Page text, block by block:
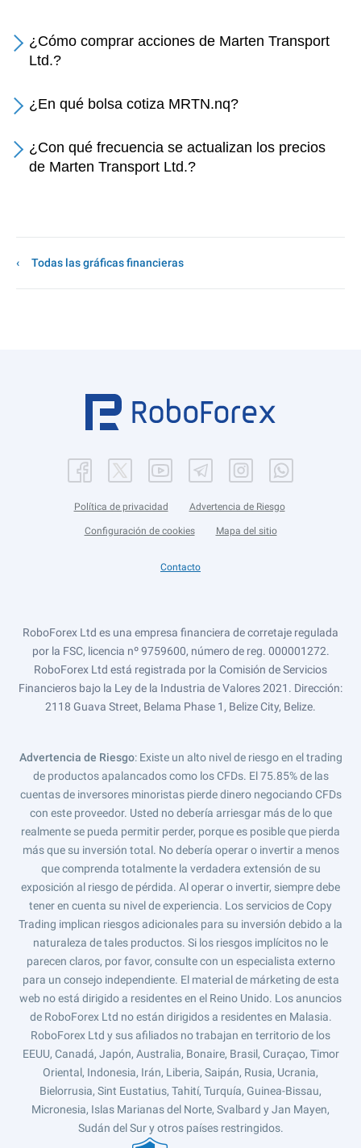
¿Cómo comprar acciones de Marten Transport
Ltd.?
¿En qué bolsa cotiza MRTN.nq?
¿Con qué frecuencia se actualizan los precios
de Marten Transport Ltd.?
Todas las gráficas financieras
Política de privacidad Advertencia de Riesgo
Configuración de cookies Mapa del sitio
Contacto
RoboForex Ltd es una empresa financiera de corretaje regulada
por la FSC, licencia nº 9759600, número de reg. 000001272.
RoboForex Ltd está registrada por la Comisión de Servicios
Financieros bajo la Ley de la Industria de Valores 2021. Dirección:
2118 Guava Street, Belama Phase 1, Belize City, Belize.
Advertencia de Riesgo: Existe un alto nivel de riesgo en el trading
de productos apalancados como los CFDs. El 75.85% de las
cuentas de inversores minoristas pierde dinero negociando CFDs
con este proveedor. Usted no debería arriesgar más de lo que
realmente se pueda permitir perder, porque es posible que pierda
más que su inversión total. No debería operar o invertir a menos
que comprenda totalmente la verdadera extensión de su
exposición al riesgo de pérdida. Al operar o invertir, siempre debe
tener en cuenta su nivel de experiencia. Los servicios de Copy
Trading implican riesgos adicionales para su inversión debido a la
naturaleza de tales productos. Si los riesgos implícitos no le
parecen claros, por favor, consulte con un especialista externo
para un consejo independiente. El material de márketing de esta
web no está dirigido a residentes en el Reino Unido. Los anuncios
de RoboForex Ltd no están dirigidos a residentes en Malasia.
RoboForex Ltd y sus afiliados no trabajan en territorio de los
EEUU, Canadá, Japón, Australia, Bonaire, Brasil, Curaçao, Timor
Oriental, Indonesia, Irán, Liberia, Saipán, Rusia, Ucrania,
Bielorrusia, Sint Eustatius, Tahití, Turquía, Guinea-Bissau,
Micronesia, Islas Marianas del Norte, Svalbard y Jan Mayen,
Sudán del Sur y otros países restringidos.